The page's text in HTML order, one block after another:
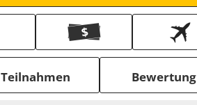
Teilnahmen Bewertung